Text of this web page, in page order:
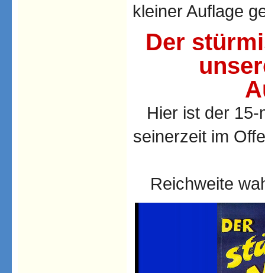
kleiner Auflage
Der
Hier ist der
seinerzeit im
Reichweite